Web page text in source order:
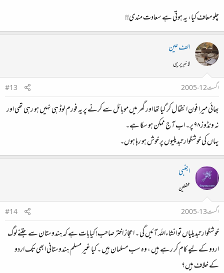
چلو معاف کیا، یہ ہوتی ہے سعادت مندی!!
الف عین
لائبریرین
اگست 12، 2005
#13
بھائی میرا فون انتقال کر گیا تھا اور گھر میں موبائل سے کرنے پر یہ فورم لوڈ ہی نہیں ہو رہی تھی اور
نہ ونڈوز ۹۸ پر۔ اب آج ممکن ہو سکا ہے۔
یہاں کی خوشگوار تبدیلیوں پر خوش ہو رہا ہوں۔
اجنبی
محفلین
اگست 13، 2005
#14
خوشگوار تبدیلیاں تو انشاءاللہ آئیں گی ۔ اعجاز اختر صاحب! کیابات ہے کہ ہندوستان سے جتنے لوگ
اردو کے لیے کام کر رہے ہیں ، وہ سب مسلمان ہیں ۔ کیا غیر مسلم ہندوستانی ابھی تک اردو
کے خلاف ہیں؟